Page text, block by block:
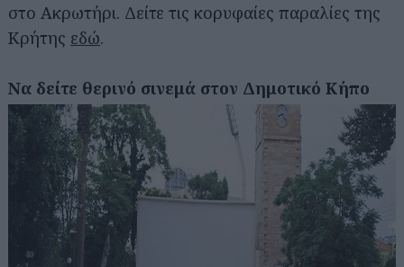
στο Ακρωτήρι. Δείτε τις κορυφαίες παραλίες της
Κρήτης εδώ.
Να δείτε θερινό σινεμά στον Δημοτικό Κήπο
Αναζήτηση